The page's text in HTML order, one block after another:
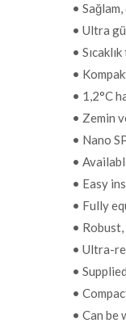
•
• Ultra
•
•
• 1,2°C
• Zemin
• Nano
•
• Easy
• Fully
•
• Ultra-
•
•
• Can be